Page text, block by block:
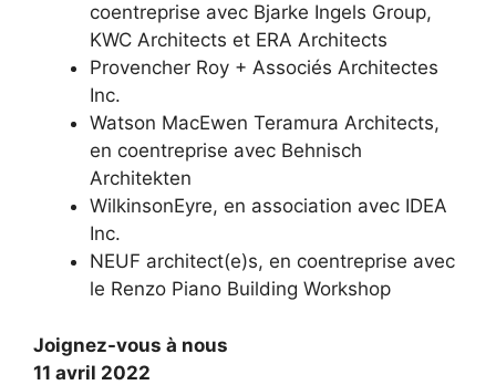
coentreprise avec Bjarke Ingels Group,
KWC Architects et ERA Architects
Provencher Roy + Associés Architectes
Inc.
Watson MacEwen Teramura Architects,
en coentreprise avec Behnisch
Architekten
WilkinsonEyre, en association avec IDEA
Inc.
NEUF architect(e)s, en coentreprise avec
le Renzo Piano Building Workshop
Joignez-vous à nous
11 avril 2022